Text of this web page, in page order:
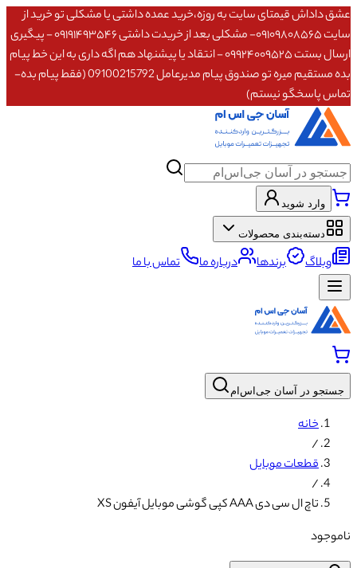
عشق داداش قیمتای سایت به روزه،خرید عمده داشتی یا مشکلی تو خرید از
سایت ۰۹۱۰۹۸۰۸۵۶۵- مشکلی بعد از خریدت داشتی ۰۹۱۹۱۴۹۳۵۴۶ - پیگیری
ارسال بستت ۰۹۹۲۴۰۰۹۵۲۵ - انتقاد یا پیشنهاد هم اگه داری به این خط پیام
بده مستقیم میره تو صندوق پیام مدیرعامل 09100215792 (فقط پیام بده-
تماس پاسخگو نیستم)
وارد شوید
دسته‌بندی محصولات
وبلاگ برندها درباره ما تماس با ما
جستجو در آسان جی‌اس‌ام
خانه
/
قطعات موبایل
/
تاچ ال سی دی AAA کپی گوشی موبایل آیفون XS
ناموجود